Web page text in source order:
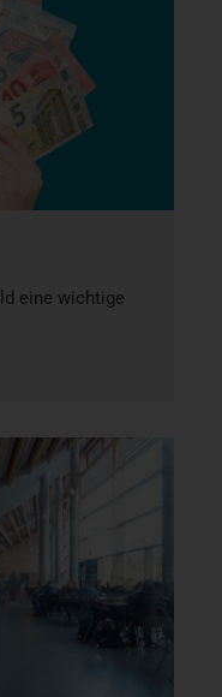
eine wichtige